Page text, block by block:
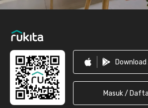
Masuk /